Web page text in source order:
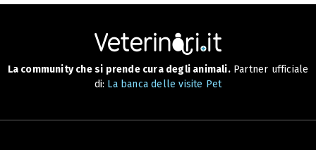
La community che si prende cura degli animali.Partner ufficiale
di: La banca delle visite Pet